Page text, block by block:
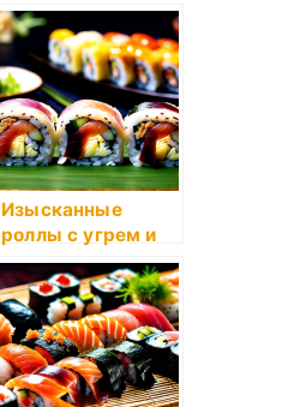
Изысканные
роллы с угрем и
омлетом